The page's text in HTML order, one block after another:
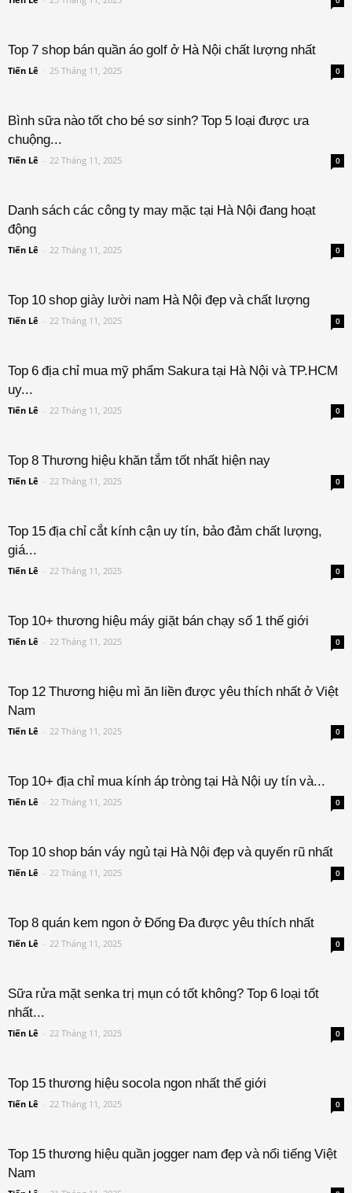
Top 7 shop bán quần áo golf ở Hà Nội chất lượng nhất
Tiến Lê - 25 Tháng 11, 2025 0
Bình sữa nào tốt cho bé sơ sinh? Top 5 loại được ưa
chuộng...
Tiến Lê - 22 Tháng 11, 2025 0
Danh sách các công ty may mặc tại Hà Nội đang hoạt
động
Tiến Lê - 22 Tháng 11, 2025 0
Top 10 shop giày lười nam Hà Nội đẹp và chất lượng
Tiến Lê - 22 Tháng 11, 2025 0
Top 6 địa chỉ mua mỹ phẩm Sakura tại Hà Nội và TP.HCM
uy...
Tiến Lê - 22 Tháng 11, 2025 0
Top 8 Thương hiệu khăn tắm tốt nhất hiện nay
Tiến Lê - 22 Tháng 11, 2025 0
Top 15 địa chỉ cắt kính cận uy tín, bảo đảm chất lượng,
giá...
Tiến Lê - 22 Tháng 11, 2025 0
Top 10+ thương hiệu máy giặt bán chạy số 1 thế giới
Tiến Lê - 22 Tháng 11, 2025 0
Top 12 Thương hiệu mì ăn liền được yêu thích nhất ở Việt
Nam
Tiến Lê - 22 Tháng 11, 2025 0
Top 10+ địa chỉ mua kính áp tròng tại Hà Nội uy tín và...
Tiến Lê - 22 Tháng 11, 2025 0
Top 10 shop bán váy ngủ tại Hà Nội đẹp và quyến rũ nhất
Tiến Lê - 22 Tháng 11, 2025 0
Top 8 quán kem ngon ở Đống Đa được yêu thích nhất
Tiến Lê - 22 Tháng 11, 2025 0
Sữa rửa mặt senka trị mụn có tốt không? Top 6 loại tốt
nhất...
Tiến Lê - 22 Tháng 11, 2025 0
Top 15 thương hiệu socola ngon nhất thế giới
Tiến Lê - 22 Tháng 11, 2025 0
Top 15 thương hiệu quần jogger nam đẹp và nổi tiếng Việt
Nam